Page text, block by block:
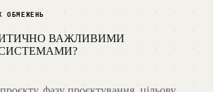
ОБМЕЖЕНЬ
ВАЖЛИВИМИ